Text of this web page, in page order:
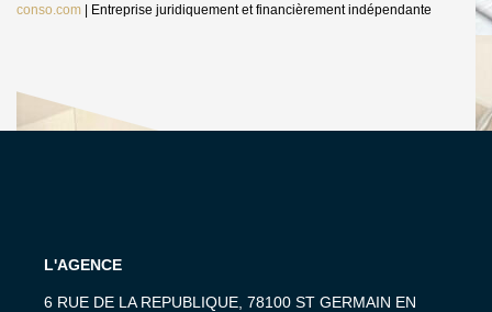
conso.com | Entreprise juridiquement et financièrement indépendante
L'AGENCE
6 RUE DE LA REPUBLIQUE, 78100 ST GERMAIN EN